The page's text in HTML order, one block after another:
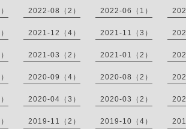
2022-08（2） 2022-06（1）
2021-12（4） 2021-11（3）
2021-03（2） 2021-01（2）
2020-09（4） 2020-08（2）
2020-04（3） 2020-03（2）
2019-11（2） 2019-10（4）